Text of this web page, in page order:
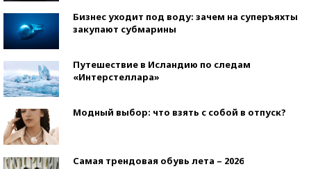
Бизнес уходит под воду: зачем на суперъяхты
закупают субмарины
Путешествие в Исландию по следам
«Интерстеллара»
Модный выбор: что взять с собой в отпуск?
Самая трендовая обувь лета – 2026